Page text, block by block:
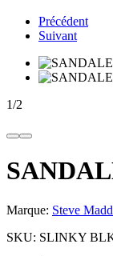
Précédent
Suivant
1/2
Marque: Steve
SKU: SLINKY